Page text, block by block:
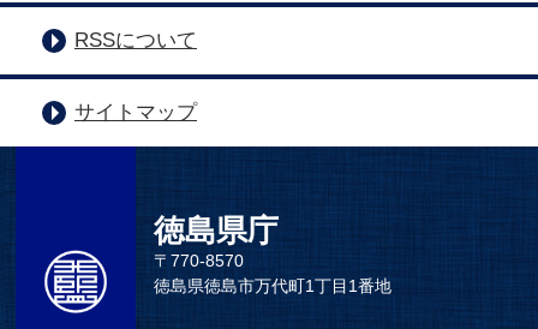
RSSについて
サイトマップ
徳島県庁
〒770-8570
徳島県徳島市万代町1丁目1番地